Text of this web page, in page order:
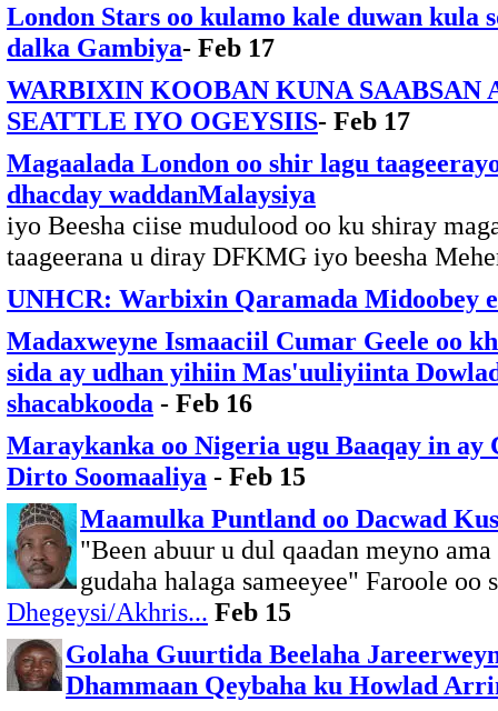
London Stars oo kulamo kale duwan kula
dalka Gambiya- Feb 17
WARBIXIN KOOBAN KUNA SAABSAN
SEATTLE IYO OGEYSIIS- Feb 17
Magaalada London oo shir lagu
dhacday waddanMalaysiya
iyo Beesha ciise mudulood oo ku shiray
taageerana u diray DFKMG iyo beesha
UNHCR: Warbixin Qaramada Midoobey
Madaxweyne Ismaaciil Cumar Geele oo
sida ay udhan yihiin Mas'uuliyiinta
shacabkooda - Feb 16
Maraykanka oo Nigeria ugu Baaqay in ay
Dirto Soomaaliya - Feb 15
Maamulka Puntland oo Dacwad
"Been abuur u dul qaadan meyno
gudaha halaga sameeyee" Faroole oo
Dhegeysi/Akhris... Feb 15
Golaha Guurtida Beelaha
Dhammaan Qeybaha ku Howlad